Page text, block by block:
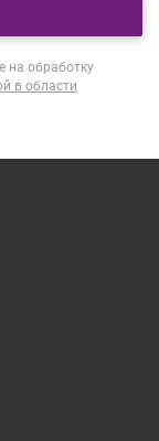
на обработку
в области